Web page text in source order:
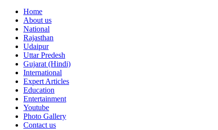
Home
About us
National
Rajasthan
Udaipur
Uttar Predesh
Gujarat (Hindi)
International
Expert Articles
Education
Entertainment
Youtube
Photo Gallery
Contact us